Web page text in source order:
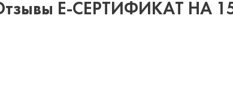
Е-СЕРТИФИКАТ НА